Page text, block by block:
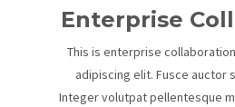
Enterprise
This is enterprise
adipiscing elit. Fusce auctor
Integer volutpat pellentesque